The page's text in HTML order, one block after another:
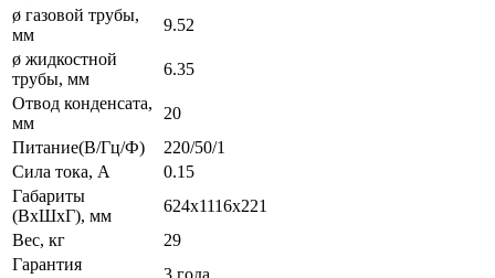
ø газовой трубы,
мм
9.52
ø жидкостной
трубы, мм
6.35
Отвод конденсата,
мм
20
Питание(В/Гц/Ф)
220/50/1
Сила тока, А
0.15
Габариты
(ВxШxГ), мм
624х1116х221
Вес, кг
29
Гарантия
3 года